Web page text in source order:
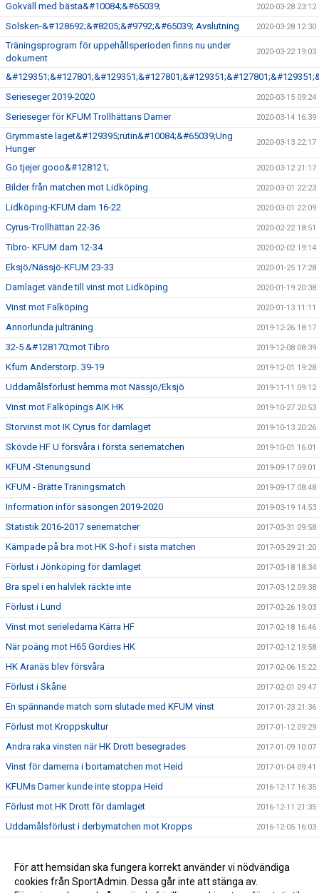
Gokväll med bästa&#10084;&#65039; 2020-03-28 23:12
Solsken-&#128692;&#8205;&#9792;&#65039; Avslutning 2020-03-28 12:30
Träningsprogram för uppehållsperioden finns nu under
dokument
2020-03-22 19:03
Serieseger 2019-2020
2020-03-15 09:24
Serieseger för KFUM Trollhättans Damer 2020-03-14 16:39
Grymmaste laget&#129395;rutin&#10084;&#65039;Ung
Hunger
2020-03-13 22:17
Go tjejer gooo&#128121; 2020-03-12 21:17
Bilder från matchen mot Lidköping 2020-03-01 22:23
Lidköping-KFUM dam 16-22 2020-03-01 22:09
Cyrus-Trollhättan 22-36 2020-02-22 18:51
Tibro- KFUM dam 12-34 2020-02-02 19:14
Eksjö/Nässjö-KFUM 23-33 2020-01-25 17:28
Damlaget vände till vinst mot Lidköping 2020-01-19 20:38
Vinst mot Falköping 2020-01-13 11:11
Annorlunda julträning 2019-12-26 18:17
32-5 &#128170;mot Tibro 2019-12-08 08:39
Kfum Anderstorp. 39-19 2019-12-01 19:28
Uddamålsförlust hemma mot Nässjö/Eksjö 2019-11-11 09:12
Vinst mot Falköpings AIK HK 2019-10-27 20:53
Storvinst mot IK Cyrus för damlaget 2019-10-13 20:26
Skövde HF U försvåra i första seriematchen 2019-10-01 16:01
KFUM -Stenungsund 2019-09-17 09:01
KFUM - Brätte Träningsmatch 2019-09-17 08:48
Information inför säsongen 2019-2020 2019-03-19 14:53
Statistik 2016-2017 seriematcher 2017-03-31 09:58
Kämpade på bra mot HK S-hof i sista matchen 2017-03-29 21:20
Förlust i Jönköping för damlaget 2017-03-18 18:34
Bra spel i en halvlek räckte inte 2017-03-12 09:38
Förlust i Lund 2017-02-26 19:03
Vinst mot serieledarna Kärra HF 2017-02-18 16:46
När poäng mot H65 Gordies HK 2017-02-12 19:58
HK Aranäs blev försvåra 2017-02-06 15:22
Förlust i Skåne 2017-02-01 09:47
En spännande match som slutade med KFUM vinst 2017-01-23 21:36
Förlust mot Kroppskultur 2017-01-12 09:29
Andra raka vinsten när HK Drott besegrades 2017-01-09 10:07
Vinst för damerna i bortamatchen mot Heid 2017-01-04 09:41
KFUMs Damer kunde inte stoppa Heid 2016-12-17 16:35
Förlust mot HK Drott för damlaget 2016-12-11 21:35
Uddamålsförlust i derbymatchen mot Kropps 2016-12-05 16:03
Damerna föll borta mot HK Aranäs 2016-11-15 15:28
HK Farmen försvåra för damlaget 2016-10-22 20:39
För att hemsidan ska fungera korrekt använder vi nödvändiga
cookies från SportAdmin. Dessa går inte att stänga av.